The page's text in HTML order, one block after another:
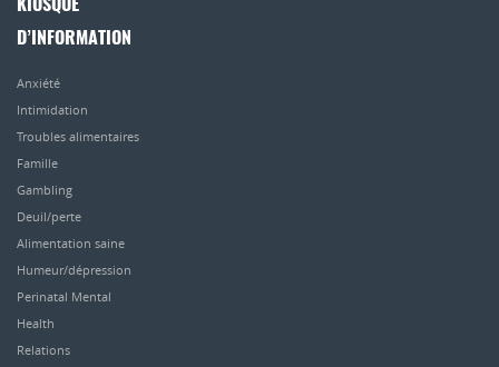
KIOSQUE
D’INFORMATION
Anxiété
Intimidation
Troubles alimentaires
Famille
Gambling
Deuil/perte
Alimentation saine
Humeur/dépression
Perinatal Mental
Health
Relations